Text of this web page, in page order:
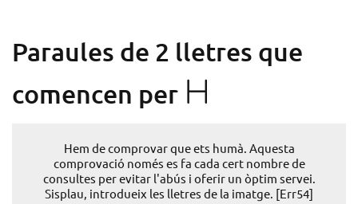
Paraules de 2 lletres que
comencen per H
Hem de comprovar que ets humà. Aquesta
comprovació només es fa cada cert nombre de
consultes per evitar l'abús i oferir un òptim servei.
Sisplau, introdueix les lletres de la imatge. [Err54]